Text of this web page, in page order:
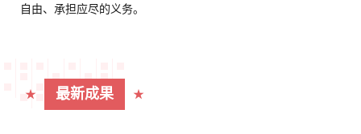
自由、承担应尽的义务。
★ 最新成果 ★